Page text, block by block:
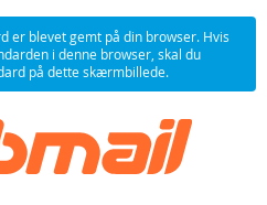
er blevet gemt på din browser. Hvis
i denne browser, skal du
på dette skærmbillede.